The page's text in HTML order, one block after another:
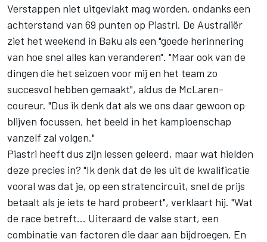
Verstappen niet uitgevlakt mag worden, ondanks een
achterstand van 69 punten op Piastri. De Australiër
ziet het weekend in Baku als een "goede herinnering
van hoe snel alles kan veranderen". "Maar ook van de
dingen die het seizoen voor mij en het team zo
succesvol hebben gemaakt", aldus de McLaren-
coureur. "Dus ik denk dat als we ons daar gewoon op
blijven focussen, het beeld in het kampioenschap
vanzelf zal volgen."
Piastri heeft dus zijn lessen geleerd, maar wat hielden
deze precies in? "Ik denk dat de les uit de kwalificatie
vooral was dat je, op een stratencircuit, snel de prijs
betaalt als je iets te hard probeert", verklaart hij. "Wat
de race betreft... Uiteraard de valse start, een
combinatie van factoren die daar aan bijdroegen. En